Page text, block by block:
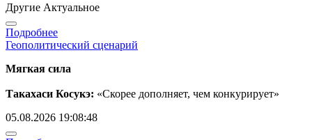
Другие Актуальное
Подробнее
Геополитический сценарий
Мягкая сила
Такахаси Косукэ: «Скорее дополняет, чем конкурирует»
05.08.2026 19:08:48